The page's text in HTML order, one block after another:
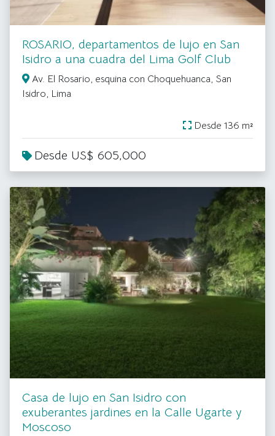
ROSARIO, departamentos de lujo en San
Isidro a una cuadra del Lima Golf Club
Av. El Rosario, esquina con Choquehuanca, San
Isidro, Lima
Desde 136 m²
Desde US$ 605,000
Casa de lujo en San Isidro con
exuberantes jardines en la Calle Ugarte y
Moscoso